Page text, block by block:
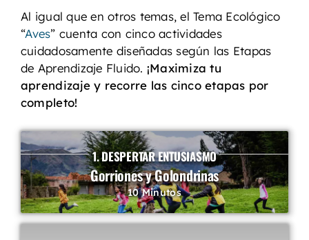
Al igual que en otros temas, el Tema Ecológico
“Aves” cuenta con cinco actividades
cuidadosamente diseñadas según las Etapas
de Aprendizaje Fluido. ¡Maximiza tu
aprendizaje y recorre las cinco etapas por
completo!
1. DESPERTAR ENTUSIASMO
Gorriones y Golondrinas
10 Minutos